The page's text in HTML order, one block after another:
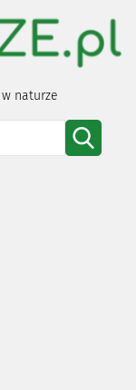
naturze